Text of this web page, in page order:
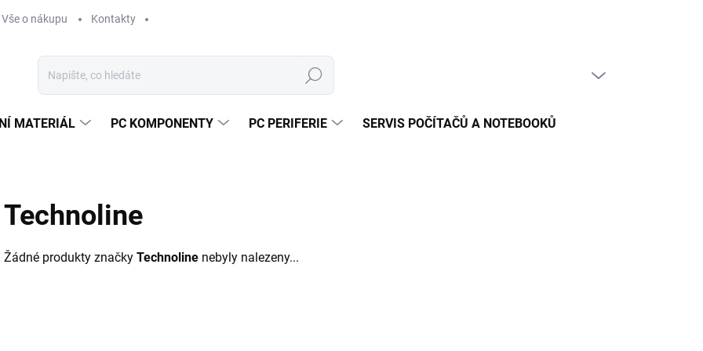
Vše o nákupu Kontakty
Hledat
MATERIÁL PC KOMPONENTY PC PERIFERIE SERVIS POČÍTAČŮ A NOTEBOOKŮ
Technoline
Žádné produkty značky Technoline nebyly nalezeny...